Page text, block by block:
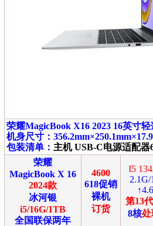
荣耀MagicBook X16 2023 16英寸
机身尺寸：
包装清单： 主机 USB-C电源适配
荣耀
MagicBook X 16
2024款
冰河银
i5/16G/1TB
全国联保两年
4600
618促销
裸机
订货
I5
第13
8核处